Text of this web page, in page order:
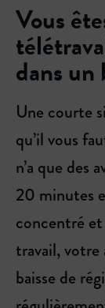
Vous
dans un
Une courte
qu’il vous
n’a que des
20 minutes
concentré
travail,
baisse de